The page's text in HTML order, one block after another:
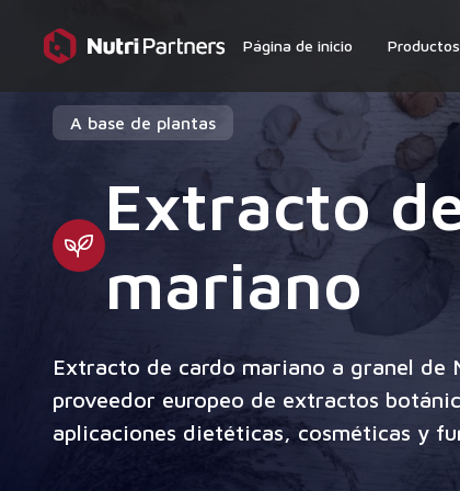
Página de inicio Productos
A base de plantas
Extracto
mariano
Extracto de cardo mariano a granel de
proveedor europeo de extractos
aplicaciones dietéticas, cosméticas y